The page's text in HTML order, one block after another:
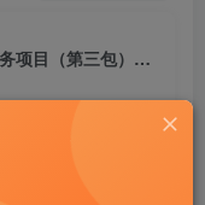
岳西县2025年“送戏进万村”演出活动服务项目（第三包）竞争性磋商公告